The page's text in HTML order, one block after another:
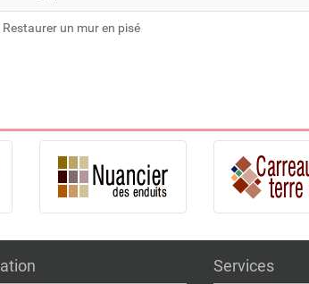
Restaurer un mur en pisé
Services